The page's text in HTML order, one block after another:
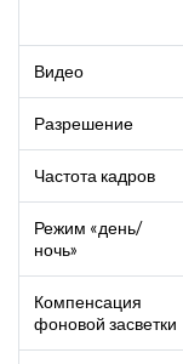
Видео
Разрешение
Частота кадров
Режим «день/
ночь»
Компенсация
фоновой засветки